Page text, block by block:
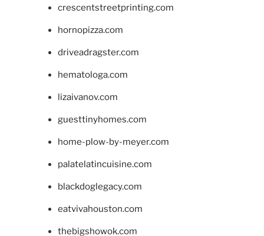
crescentstreetprinting.com
hornopizza.com
driveadragster.com
hematologa.com
lizaivanov.com
guesttinyhomes.com
home-plow-by-meyer.com
palatelatincuisine.com
blackdoglegacy.com
eatvivahouston.com
thebigshowok.com